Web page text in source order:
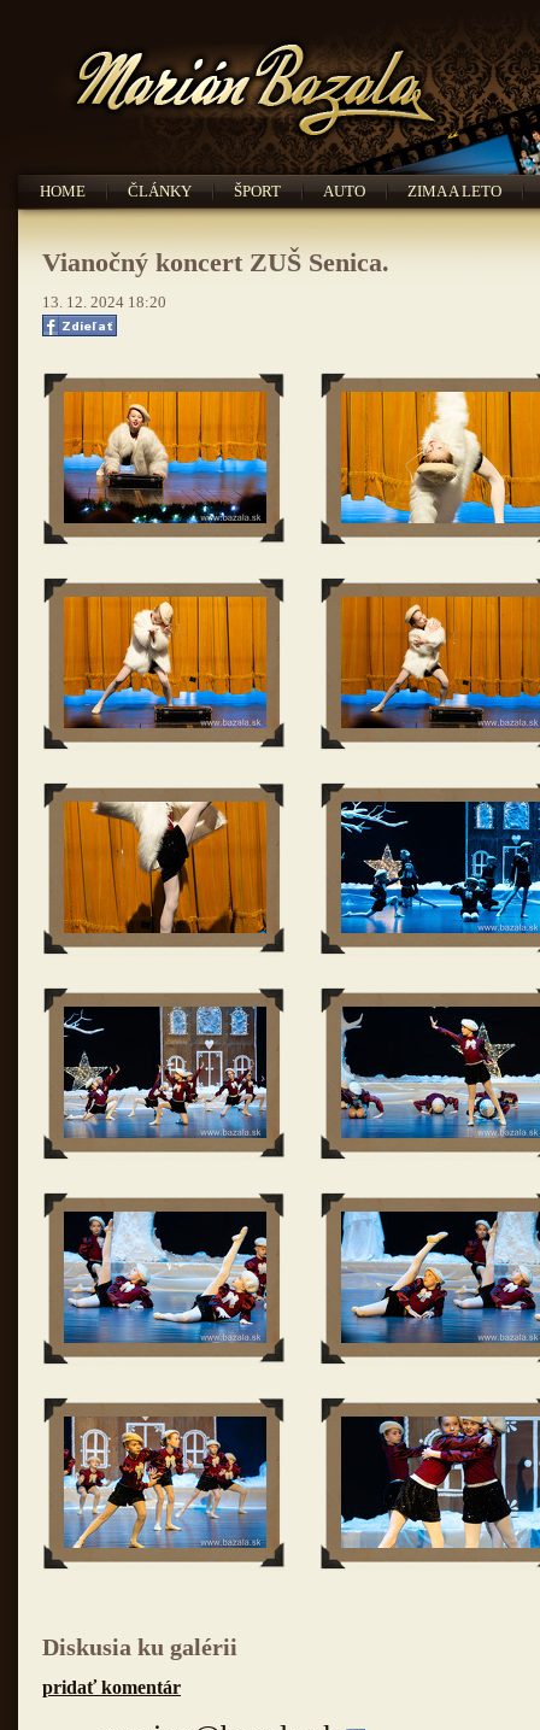
HOME ČLÁNKY ŠPORT AUTO ZIMA A LETO
Vianočný koncert ZUŠ Senica.
13. 12. 2024 18:20
Diskusia ku galérii
pridať komentár